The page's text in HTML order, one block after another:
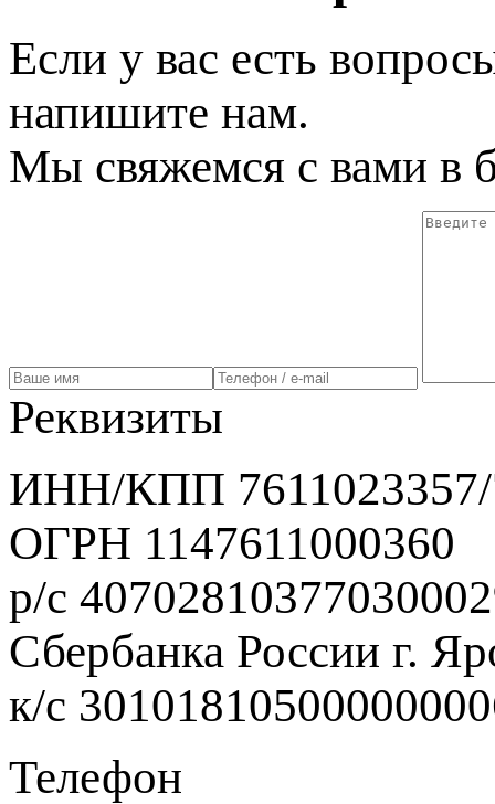
Если у вас есть
напишите нам.
Мы свяжемся с вами в
Реквизиты
ИНН/КПП 7611023357/
ОГРН 1147611000360
р/с
Сбербанка России г.
к/с
Телефон